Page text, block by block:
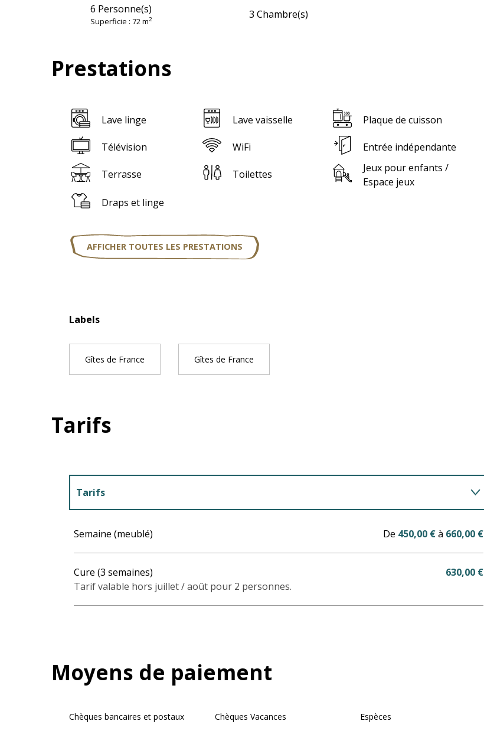
6 Personne(s)
Superficie : 72 m2 3 Chambre(s)
Prestations
Lave linge Lave vaisselle Plaque de cuisson
Télévision WiFi Entrée indépendante
Terrasse Toilettes
Jeux pour enfants /
Espace jeux
Draps et linge
AFFICHER TOUTES LES PRESTATIONS
Offres de prestations
Labels
Labels
Gîtes de France Gîtes de France
Tarifs
Tarifs
Tarifs 2027
Semaine (meublé) De 450,00 €à 660,00 €
Cure (3 semaines)
Tarif valable hors juillet / août pour 2 personnes.
630,00 €
Moyens de paiement
Chèques bancaires et postaux Chèques Vacances Espèces